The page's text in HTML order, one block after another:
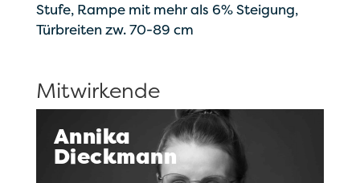
Stufe, Rampe mit mehr als 6% Steigung,
Türbreiten zw. 70-89 cm
Mitwirkende
Annika
Dieckmann